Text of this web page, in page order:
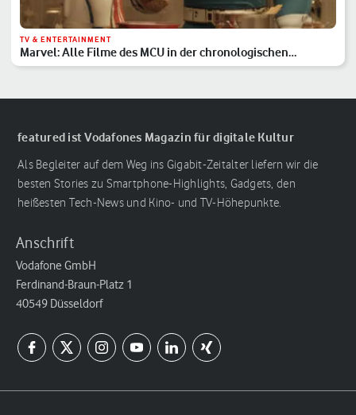
TV & ENTERTAINMENT
Marvel: Alle Filme des MCU in der chronologischen
Reihenfolge
featured ist Vodafones Magazin für digitale Kultur
Als Begleiter auf dem Weg ins Gigabit-Zeitalter liefern wir die
besten Stories zu Smartphone-Highlights, Gadgets, den
heißesten Tech-News und Kino- und TV-Höhepunkte.
Anschrift
Vodafone GmbH
Ferdinand-Braun-Platz 1
40549 Düsseldorf